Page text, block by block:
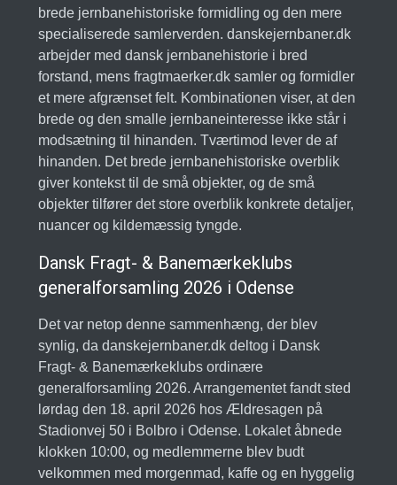
brede jernbanehistoriske formidling og den mere
specialiserede samlerverden. danskejernbaner.dk
arbejder med dansk jernbanehistorie i bred
forstand, mens fragtmaerker.dk samler og formidler
et mere afgrænset felt. Kombinationen viser, at den
brede og den smalle jernbaneinteresse ikke står i
modsætning til hinanden. Tværtimod lever de af
hinanden. Det brede jernbanehistoriske overblik
giver kontekst til de små objekter, og de små
objekter tilfører det store overblik konkrete detaljer,
nuancer og kildemæssig tyngde.
Dansk Fragt- & Banemærkeklubs
generalforsamling 2026 i Odense
Det var netop denne sammenhæng, der blev
synlig, da danskejernbaner.dk deltog i Dansk
Fragt- & Banemærkeklubs ordinære
generalforsamling 2026. Arrangementet fandt sted
lørdag den 18. april 2026 hos Ældresagen på
Stadionvej 50 i Bolbro i Odense. Lokalet åbnede
klokken 10:00, og medlemmerne blev budt
velkommen med morgenmad, kaffe og en hyggelig